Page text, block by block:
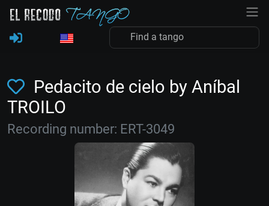
Pedacito de cielo by Aníbal
TROILO
Recording number: ERT-3049